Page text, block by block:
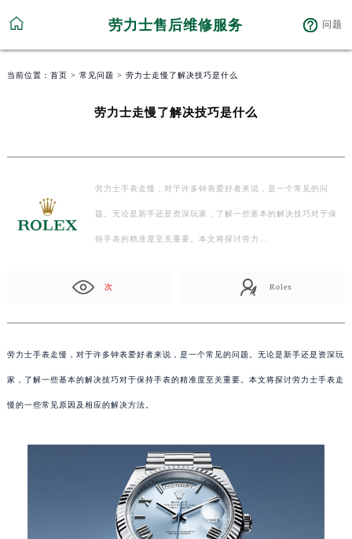
劳力士售后维修服务 问题
当前位置： 首页 > 常见问题 > 劳力士走慢了解决技巧是什么
劳力士走慢了解决技巧是什么
劳力士手表走慢，对于许多钟表爱好者来说，是一个常见的问
题。无论是新手还是资深玩家，了解一些基本的解决技巧对于保
持手表的精准度至关重要。本文将探讨劳力…
次 Rolex
劳力士手表走慢，对于许多钟表爱好者来说，是一个常见的问题。无论是新手还是资深玩
家，了解一些基本的解决技巧对于保持手表的精准度至关重要。本文将探讨劳力士手表走
慢的一些常见原因及相应的解决方法。